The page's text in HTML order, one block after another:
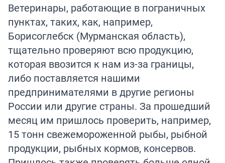
Ветеринары, работающие в пограничных
пунктах, таких, как, например,
Борисоглебск (Мурманская область),
тщательно проверяют всю продукцию,
которая ввозится к нам из-за границы,
либо поставляется нашими
предпринимателями в другие регионы
России или другие страны. За прошедший
месяц им пришлось проверить, например,
15 тонн свежемороженной рыбы, рыбной
продукции, рыбных кормов, консервов.